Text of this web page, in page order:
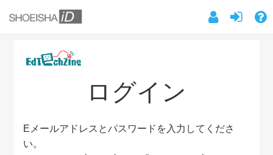
ログイン
Eメールアドレスとパスワードを入力してくださ
い。